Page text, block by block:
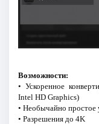
Возможности:
• Ускоренное
Intel HD Graphics)
• Необычайно простое
• Разрешения до 4K